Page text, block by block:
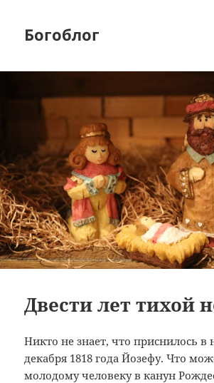
Богоблог
Двести лет тихой
Никто не знает, что приснилось в
декабря 1818 года Йозефу. Что
молодому человеку в канун